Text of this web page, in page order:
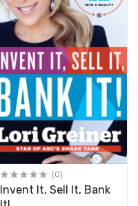
(0)
Invent It, Sell It, Bank